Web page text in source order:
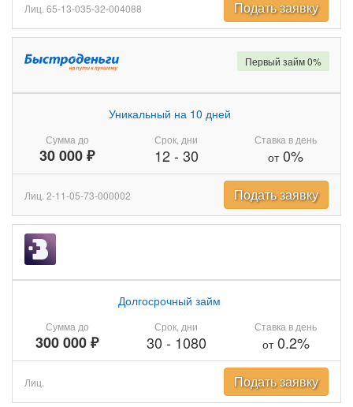
Лиц. 65-13-035-32-004088 Подать заявку
Сумма до
30 000 ₽
Уникальный на 10 дней
Срок, дни
12- 30
Ставка в день
от0%
Первый займ 0%
Лиц. 2-11-05-73-000002 Подать заявку
Сумма до
300 000 ₽
Долгосрочный займ
Срок, дни
30 - 1080
Ставка в день
от0.2%
Лиц. Подать заявку